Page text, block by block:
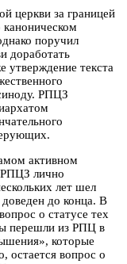
церкви за границей
поручил
доработать
утверждение текста
РПЦЗ
активном
РПЦЗ лично
лет шел
до конца. В
о статусе тех
перешли из РПЦ в
которые
остается вопрос о